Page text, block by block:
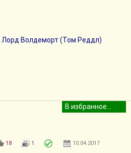
Лорд Волдеморт (Том Реддл)
18 1 10.04.2017